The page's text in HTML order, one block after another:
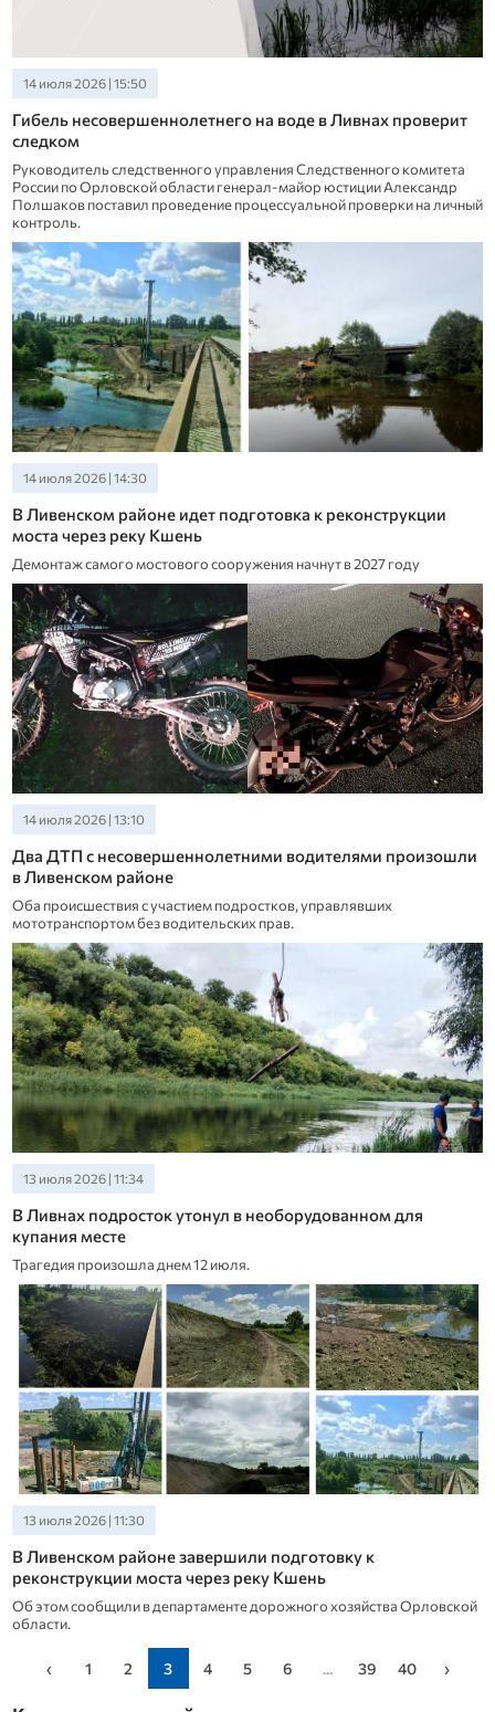
14 июля 2026 | 15:50
Гибель несовершеннолетнего на воде в Ливнах проверит
следком
Руководитель следственного управления Следственного комитета
России по Орловской области генерал-майор юстиции Александр
Полшаков поставил проведение процессуальной проверки на личный
контроль.
14 июля 2026 | 14:30
В Ливенском районе идет подготовка к реконструкции
моста через реку Кшень
Демонтаж самого мостового сооружения начнут в 2027 году
14 июля 2026 | 13:10
Два ДТП с несовершеннолетними водителями произошли
в Ливенском районе
Оба происшествия с участием подростков, управлявших
мототранспортом без водительских прав.
13 июля 2026 | 11:34
В Ливнах подросток утонул в необорудованном для
купания месте
Трагедия произошла днем 12 июля.
13 июля 2026 | 11:30
В Ливенском районе завершили подготовку к
реконструкции моста через реку Кшень
Об этом сообщили в департаменте дорожного хозяйства Орловской
области.
‹ 1 2 3 4 5 6 ... 39 40 ›